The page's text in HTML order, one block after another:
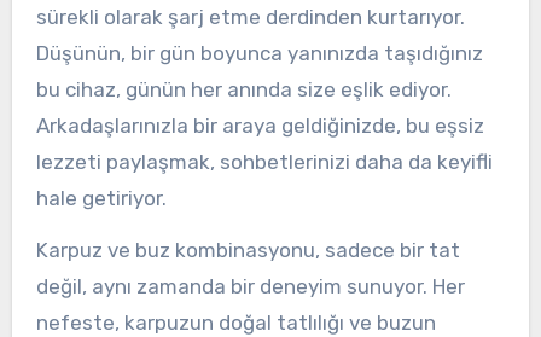
sürekli olarak şarj etme derdinden kurtarıyor.
Düşünün, bir gün boyunca yanınızda taşıdığınız
bu cihaz, günün her anında size eşlik ediyor.
Arkadaşlarınızla bir araya geldiğinizde, bu eşsiz
lezzeti paylaşmak, sohbetlerinizi daha da keyifli
hale getiriyor.
Karpuz ve buz kombinasyonu, sadece bir tat
değil, aynı zamanda bir deneyim sunuyor. Her
nefeste, karpuzun doğal tatlılığı ve buzun